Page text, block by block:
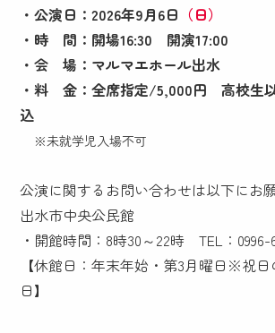
・公演日：2026年9月6日 （日）
・時 間：開場16:30 開演17:00
・会 場：マルマエホール出水
・料 金：全席指定/5,000円 高校生
込
※未就学児入場不可
公演に関するお問い合わせは以下にお
出水市中央公民館
・開館時間：8時30～22時 TEL：0996-
【休館日：年末年始・第3月曜日※祝
日】